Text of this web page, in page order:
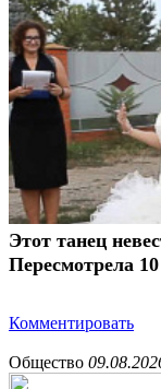
Этот танец
Пересмотрела 10
Комментировать
Общество